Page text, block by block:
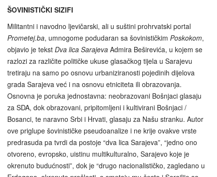
ŠOVINISTIČKI SIZIFI
Militantni i navodno ljevičarski, ali u suštini prohrvatski portal
Prometej.ba, umnogome podudaran sa šovinističkim Poskokom,
objavio je tekst Dva lica Sarajeva Admira Beširevića, u kojem se
razlozi za različite političke ukuse glasačkog tijela u Sarajevu
tretiraju na samo po osnovu urbaniziranosti pojedinih dijelova
grada Sarajeva već i na osnovu etniciteta ili obrazovanja.
Osnovna je poruka jednostavna: neobrazovani Bošnjaci glasaju
za SDA, dok obrazovani, pripitomljeni i kultivirani Bošnjaci /
Bosanci, te naravno Srbi i Hrvati, glasaju za Našu stranku. Autor
ove priglupe šovinističke pseudoanalize i ne krije ovakve vrste
predrasuda pa tvrdi da postoje “dva lica Sarajeva”, “jedno ono
otvoreno, evropsko, uistinu multikulturalno, Sarajevo koje je
okrenuto budućnosti”, dok je “drugo nacionalističko, zagledano u